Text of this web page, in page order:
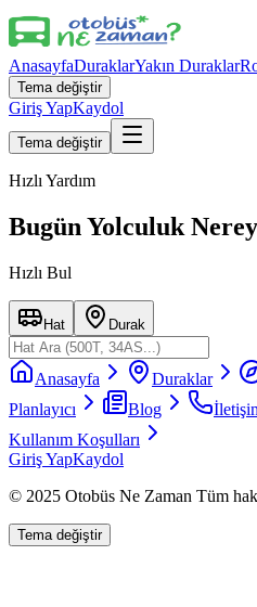
AnasayfaDuraklarYakın Duraklar
Tema değiştir
Giriş YapKaydol
Tema değiştir
Hızlı Yardım
Bugün Yolculuk
Hızlı Bul
Hat Durak
Anasayfa Duraklar
Planlayıcı
Blog
Kullanım Koşulları
Giriş YapKaydol
© 2025 Otobüs Ne Zaman Tüm
Tema değiştir